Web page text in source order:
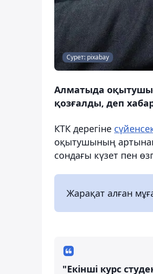
Сурет: pixabay
Алматыда
қозғалды, деп
КТК дерегіне
оқытушының
сондағы күзет пен
Жарақат алған
"Екінші курс